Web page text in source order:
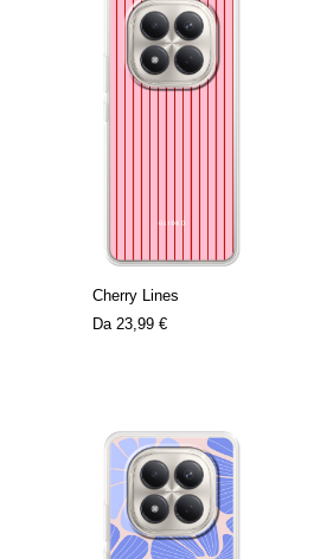
Cherry Lines
Da 23,99 €